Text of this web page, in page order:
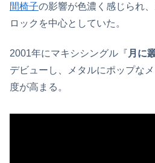
間椅子の影響が色濃く感じられ
ロックを中心としていた。
2001年にマキシシングル『 月に
デビューし、メタルにポップな
度が高まる。